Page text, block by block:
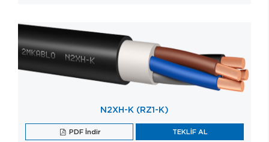
N2XH-K (RZ1-K)
PDF İndir TEKLİF AL